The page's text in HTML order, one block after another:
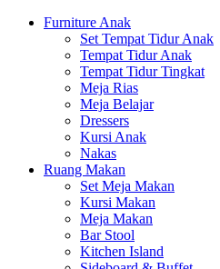
Furniture Anak
Set Tempat Tidur Anak
Tempat Tidur Anak
Tempat Tidur Tingkat
Meja Rias
Meja Belajar
Dressers
Kursi Anak
Nakas
Ruang Makan
Set Meja Makan
Kursi Makan
Meja Makan
Bar Stool
Kitchen Island